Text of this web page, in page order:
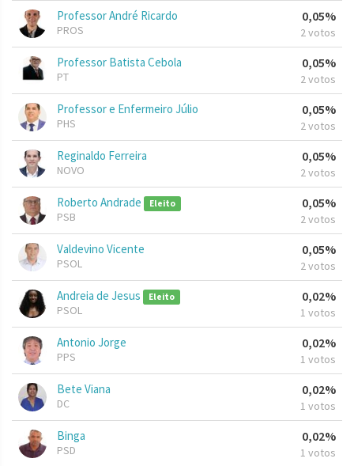
Professor André Ricardo
PROS
0,05%
2 votos
Professor Batista Cebola
PT
0,05%
2 votos
Professor e Enfermeiro Júlio
PHS
0,05%
2 votos
Reginaldo Ferreira
NOVO
0,05%
2 votos
Roberto Andrade Eleito
PSB
0,05%
2 votos
Valdevino Vicente
PSOL
0,05%
2 votos
Andreia de Jesus Eleito
PSOL
0,02%
1 votos
Antonio Jorge
PPS
0,02%
1 votos
Bete Viana
DC
0,02%
1 votos
Binga
PSD
0,02%
1 votos